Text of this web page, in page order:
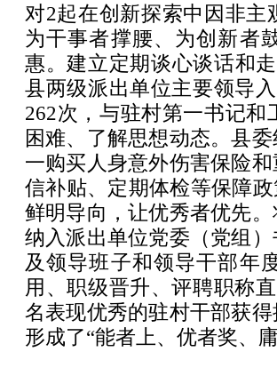
对2起在创新探索中因非
为干事者撑腰、为创新者
惠。建立定期谈心谈话和
县两级派出单位主要领导
262次，与驻村第一书记
困难、了解思想动态。县
一购买人身意外伤害保险
信补贴、定期体检等保障
鲜明导向，让优秀者优先
纳入派出单位党委（党组
及领导班子和领导干部年
用、职级晋升、评聘职称
名表现优秀的驻村干部获
形成了“能者上、优者奖、